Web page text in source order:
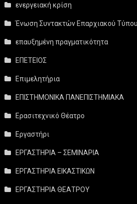
ενεργειακή κρίση
Ένωση Συντακτών Επαρχιακού Τύπου
επαυξημένη πραγματικότητα
ΕΠΕΤΕΙΟΣ
Επιμελητήρια
ΕΠΙΣΤΗΜΟΝΙΚΑ ΠΑΝΕΠΙΣΤΗΜΙΑΚΑ
Ερασιτεχνικό Θέατρο
Εργαστήρι
ΕΡΓΑΣΤΗΡΙΑ – ΣΕΜΙΝΑΡΙΑ
ΕΡΓΑΣΤΗΡΙΑ ΕΙΚΑΣΤΙΚΩΝ
ΕΡΓΑΣΤΗΡΙΑ ΘΕΑΤΡΟΥ